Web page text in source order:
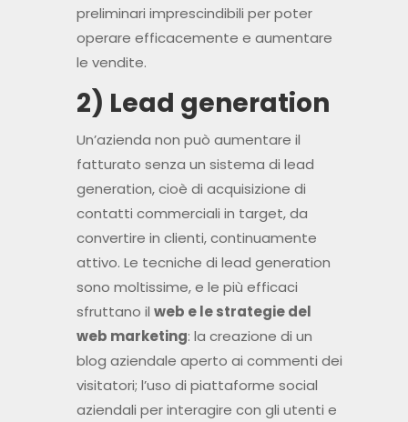
preliminari imprescindibili per poter
operare efficacemente e aumentare
le vendite.
2) Lead generation
Un’azienda non può aumentare il
fatturato senza un sistema di lead
generation, cioè di acquisizione di
contatti commerciali in target, da
convertire in clienti, continuamente
attivo. Le tecniche di lead generation
sono moltissime, e le più efficaci
sfruttano il web e le strategie del
web marketing: la creazione di un
blog aziendale aperto ai commenti dei
visitatori; l’uso di piattaforme social
aziendali per interagire con gli utenti e